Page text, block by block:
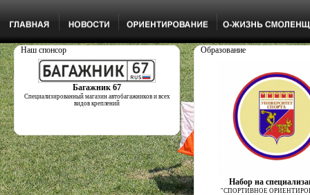
Наш спонсор
Багажник 67
Специализированный магазин автобагажников и всех
видов креплений
Образование
Набор на
"СПОРТИВНОЕ